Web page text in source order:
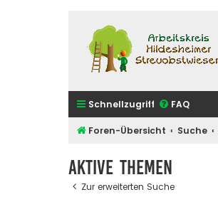
Schnellzugriff FAQ
Foren-Übersicht Suche
Aktive Themen
Zur erweiterten Suche